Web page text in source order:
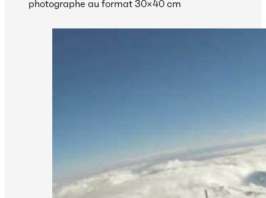
photographe au format 30×40 cm